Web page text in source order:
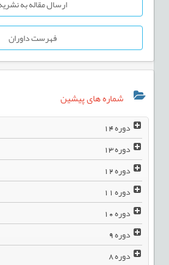
ارسال مقاله به نشریه
فهرست داوران
شماره های پیشین
دوره14
دوره13
دوره12
دوره11
دوره10
دوره9
دوره8